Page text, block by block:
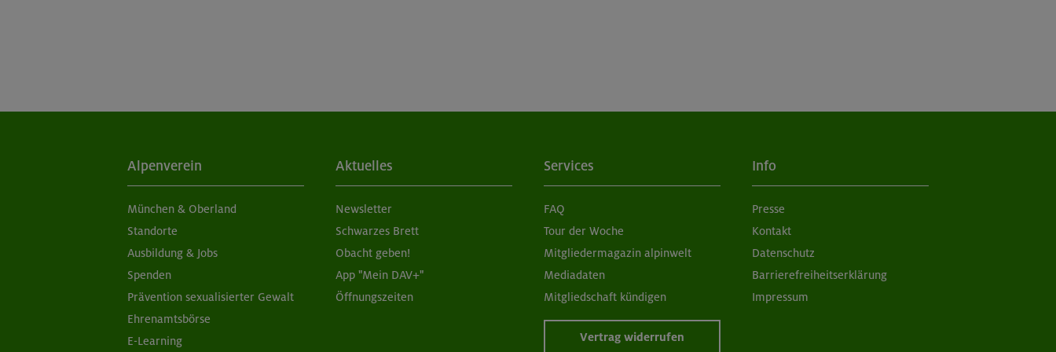
Alpenverein
München & Oberland
Standorte
Ausbildung & Jobs
Spenden
Prävention sexualisierter Gewalt
Ehrenamtsbörse
E-Learning
Aktuelles
Newsletter
Schwarzes Brett
Obacht geben!
App "Mein DAV+"
Öffnungszeiten
Services
FAQ
Tour der Woche
Mitgliedermagazin alpinwelt
Mediadaten
Mitgliedschaft kündigen
Vertrag widerrufen
Info
Presse
Kontakt
Datenschutz
Barrierefreiheitserklärung
Impressum